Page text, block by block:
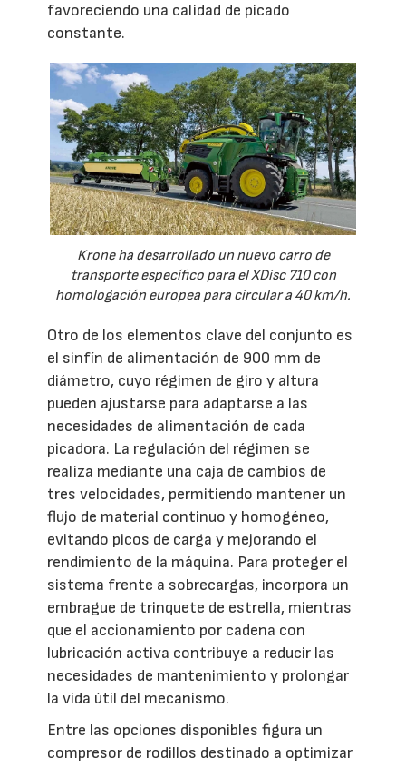
favoreciendo una calidad de picado
constante.
Krone ha desarrollado un nuevo carro de
transporte específico para el XDisc 710 con
homologación europea para circular a 40 km/h.
Otro de los elementos clave del conjunto es
el sinfín de alimentación de 900 mm de
diámetro, cuyo régimen de giro y altura
pueden ajustarse para adaptarse a las
necesidades de alimentación de cada
picadora. La regulación del régimen se
realiza mediante una caja de cambios de
tres velocidades, permitiendo mantener un
flujo de material continuo y homogéneo,
evitando picos de carga y mejorando el
rendimiento de la máquina. Para proteger el
sistema frente a sobrecargas, incorpora un
embrague de trinquete de estrella, mientras
que el accionamiento por cadena con
lubricación activa contribuye a reducir las
necesidades de mantenimiento y prolongar
la vida útil del mecanismo.
Entre las opciones disponibles figura un
compresor de rodillos destinado a optimizar